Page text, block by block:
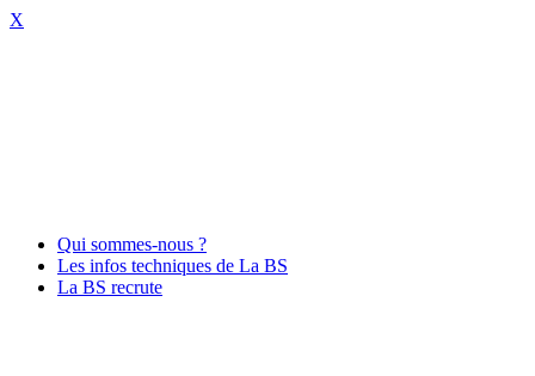
X
Qui sommes-nous ?
Les infos techniques de La BS
La BS recrute